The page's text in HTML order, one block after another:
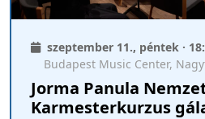
szeptember 11., péntek ·
Budapest Music Center,
Jorma Panula
Karmesterkurzus